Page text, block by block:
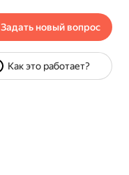
Задать новый вопрос
Как это работает?